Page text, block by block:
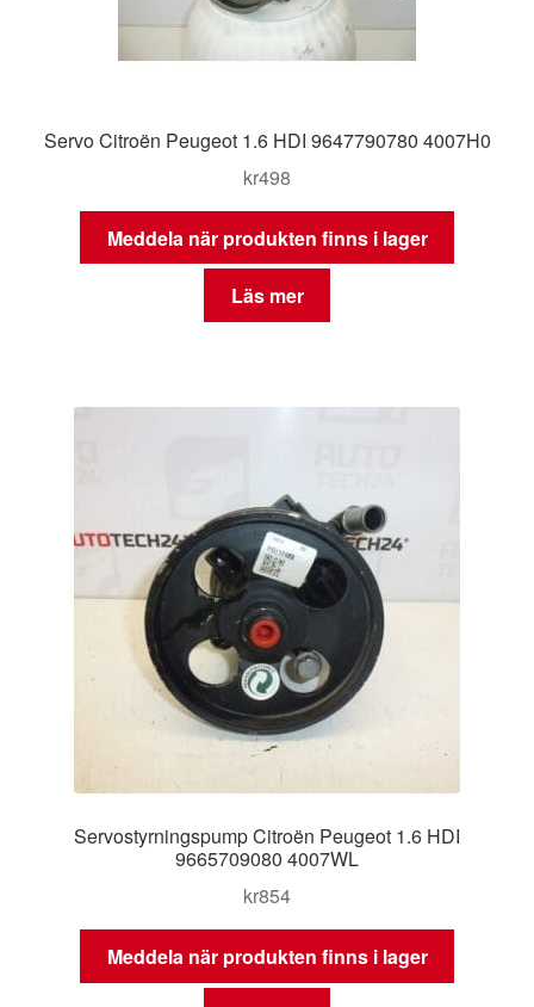
Servo Citroën Peugeot 1.6 HDI 9647790780 4007H0
kr498
Meddela när produkten finns i lager
Läs mer
Servostyrningspump Citroën Peugeot 1.6 HDI
9665709080 4007WL
kr854
Meddela när produkten finns i lager